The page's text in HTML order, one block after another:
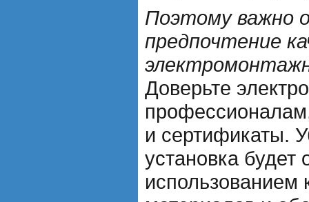
Поэтому важно
предпочтение
Доверьте
и сертификаты.
установка будет
использованием